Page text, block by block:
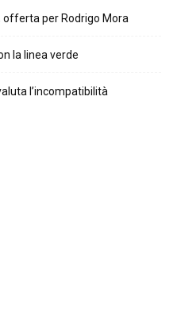
offerta per Rodrigo Mora
la linea verde
l’incompatibilità